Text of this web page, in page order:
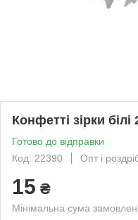
Конфетті зірки
Готово до відправки
Код: 22390
Опт і
15 ₴
Мінімальна сума